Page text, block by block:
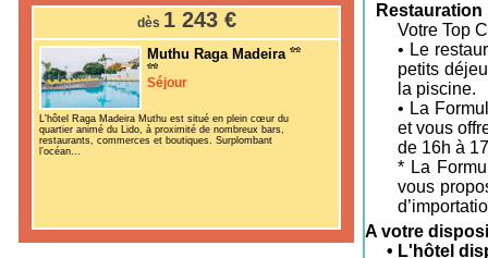
dès 1 243 €
Muthu Raga Madeira
Séjour
L'hôtel Raga Madeira Muthu est situé en plein cœur du
quartier animé du Lido, à proximité de nombreux bars,
restaurants, commerces et boutiques. Surplombant
l’océan...
Restauration
Votre Top
• Le
petits
la piscine.
• La
et vous
de 16h à
* La
vous
A votre
• L'hôtel